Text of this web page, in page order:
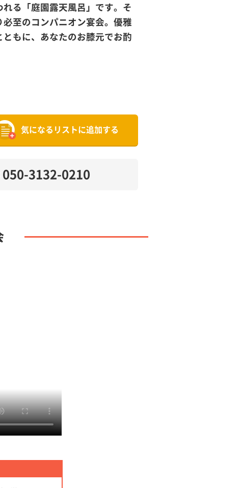
る「庭園露天風呂」です。そ
至のコンパニオン宴会。優雅
もに、あなたのお膝元でお酌
気になるリストに追加する
050-3132-0210